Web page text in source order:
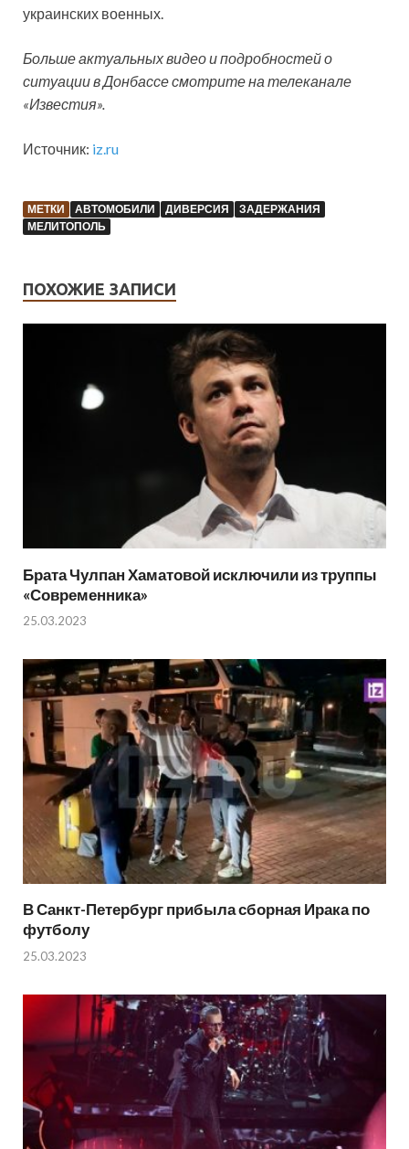
украинских военных.
Больше актуальных видео и подробностей о
ситуации в Донбассе смотрите на телеканале
«Известия».
Источник: iz.ru
МЕТКИ АВТОМОБИЛИ ДИВЕРСИЯ
ЗАДЕРЖАНИЯ
МЕЛИТОПОЛЬ
ПОХОЖИЕ ЗАПИСИ
Брата Чулпан Хаматовой исключили из труппы
«Современника»
25.03.2023
В Санкт-Петербург прибыла сборная Ирака по
футболу
25.03.2023